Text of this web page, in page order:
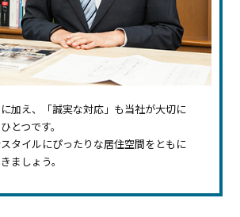
に加え、「誠実な対応」も当社が大切に
とつです。
タイルにぴったりな居住空間をともに
ましょう。